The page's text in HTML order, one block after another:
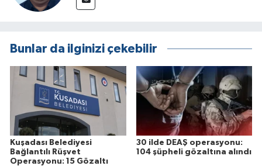
Bunlar da ilginizi çekebilir
Kuşadası Belediyesi
Bağlantılı Rüşvet
Operasyonu: 15 Gözaltı
30 ilde DEAŞ operasyonu:
104 şüpheli gözaltına alındı